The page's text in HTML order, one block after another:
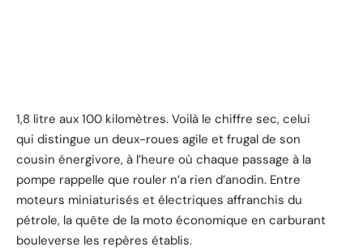
1,8 litre aux 100 kilomètres. Voilà le chiffre sec, celui
qui distingue un deux-roues agile et frugal de son
cousin énergivore, à l’heure où chaque passage à la
pompe rappelle que rouler n’a rien d’anodin. Entre
moteurs miniaturisés et électriques affranchis du
pétrole, la quête de la moto économique en carburant
bouleverse les repères établis.